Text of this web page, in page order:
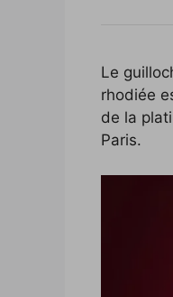
Le
rhodiée
de la
Paris.